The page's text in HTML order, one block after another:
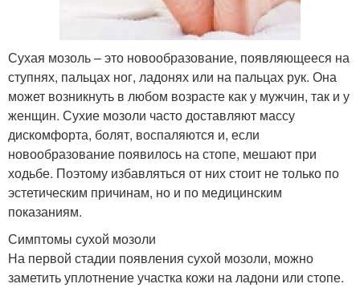
Сухая мозоль – это новообразование, появляющееся на
ступнях, пальцах ног, ладонях или на пальцах рук. Она
может возникнуть в любом возрасте как у мужчин, так и у
женщин. Сухие мозоли часто доставляют массу
дискомфорта, болят, воспаляются и, если
новообразование появилось на стопе, мешают при
ходьбе. Поэтому избавляться от них стоит не только по
эстетическим причинам, но и по медицинским
показаниям.
Симптомы сухой мозоли
На первой стадии появления сухой мозоли, можно
заметить уплотнение участка кожи на ладони или стопе.